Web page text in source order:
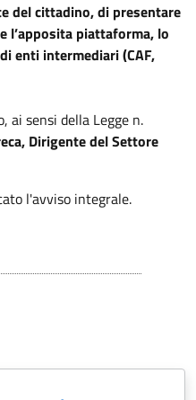
del cittadino, di presentare
l’apposita piattaforma, lo
enti intermediari (CAF,
ai sensi della Legge n.
Dirigente del Settore
l'avviso integrale.